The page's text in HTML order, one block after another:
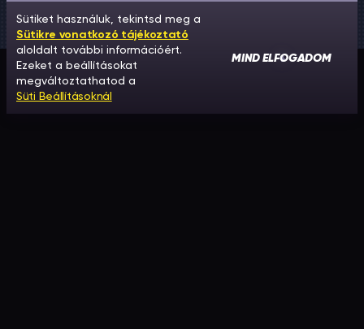
Sütiket használuk, tekintsd meg a
Sütikre vonatkozó tájékoztató
aloldalt további információért.
Ezeket a beállításokat
megváltoztathatod a
Süti Beállításoknál
MIND ELFOGADOM